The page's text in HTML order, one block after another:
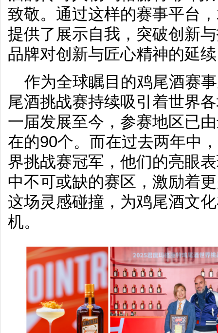
致敬。通过这样的赛事平台
提供了展示自我，突破创新
品牌对创新与匠心精神的延
作为全球瞩目的鸡尾酒赛
尾酒挑战赛持续吸引着世界
一届发展至今，参赛地区已
在的90个。而在过去两年中
界挑战赛冠军，他们的亮眼
中不可或缺的赛区，激励着
这场灵感碰撞，为鸡尾酒文
机。